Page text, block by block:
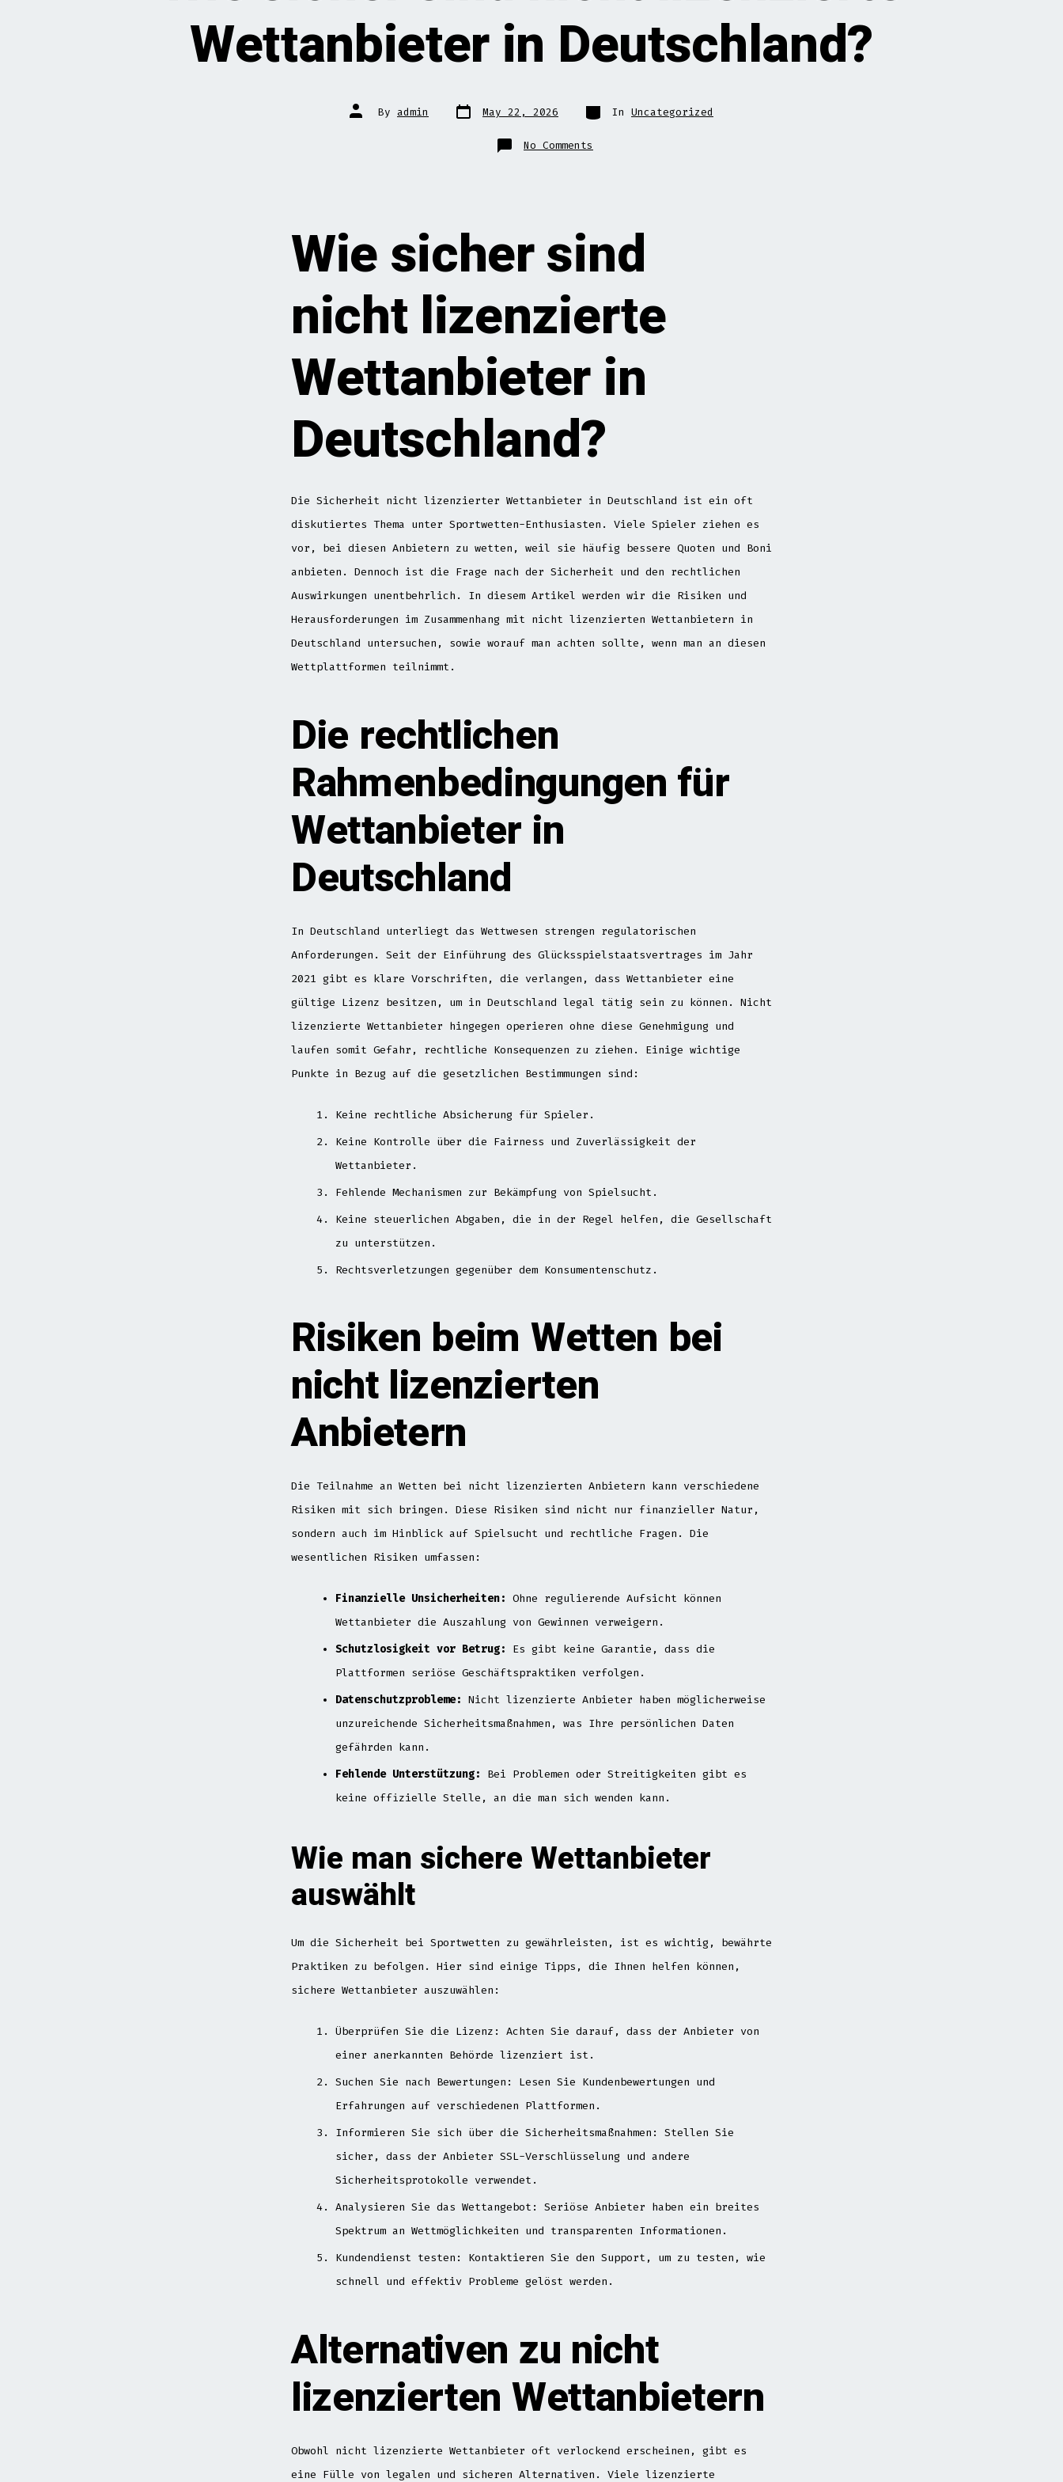
Wettanbieter in Deutschland?
Post
author
By admin Post
date May 22, 2026 Categories
In Uncategorized
No Comments
Wie
Wie sicher sind
nicht lizenzierte
Wettanbieter in
Deutschland?
Die Sicherheit nicht lizenzierter Wettanbieter in Deutschland ist ein oft
diskutiertes Thema unter Sportwetten-Enthusiasten. Viele Spieler ziehen es
vor, bei diesen Anbietern zu wetten, weil sie häufig bessere Quoten und Boni
anbieten. Dennoch ist die Frage nach der Sicherheit und den rechtlichen
Auswirkungen unentbehrlich. In diesem Artikel werden wir die Risiken und
Herausforderungen im Zusammenhang mit nicht lizenzierten Wettanbietern in
Deutschland untersuchen, sowie worauf man achten sollte, wenn man an diesen
Wettplattformen teilnimmt.
Die rechtlichen
Rahmenbedingungen für
Wettanbieter in
Deutschland
In Deutschland unterliegt das Wettwesen strengen regulatorischen
Anforderungen. Seit der Einführung des Glücksspielstaatsvertrages im Jahr
2021 gibt es klare Vorschriften, die verlangen, dass Wettanbieter eine
gültige Lizenz besitzen, um in Deutschland legal tätig sein zu können. Nicht
lizenzierte Wettanbieter hingegen operieren ohne diese Genehmigung und
laufen somit Gefahr, rechtliche Konsequenzen zu ziehen. Einige wichtige
Punkte in Bezug auf die gesetzlichen Bestimmungen sind:
Keine rechtliche Absicherung für Spieler.
Keine Kontrolle über die Fairness und Zuverlässigkeit der
Wettanbieter.
Fehlende Mechanismen zur Bekämpfung von Spielsucht.
Keine steuerlichen Abgaben, die in der Regel helfen, die Gesellschaft
zu unterstützen.
Rechtsverletzungen gegenüber dem Konsumentenschutz.
Risiken beim Wetten bei
nicht lizenzierten
Anbietern
Die Teilnahme an Wetten bei nicht lizenzierten Anbietern kann verschiedene
Risiken mit sich bringen. Diese Risiken sind nicht nur finanzieller Natur,
sondern auch im Hinblick auf Spielsucht und rechtliche Fragen. Die
wesentlichen Risiken umfassen:
Finanzielle Unsicherheiten: Ohne regulierende Aufsicht können
Wettanbieter die Auszahlung von Gewinnen verweigern.
Schutzlosigkeit vor Betrug:
Es gibt keine Garantie, dass die
Plattformen seriöse Geschäftspraktiken verfolgen.
Datenschutzprobleme: Nicht lizenzierte Anbieter haben möglicherweise
unzureichende Sicherheitsmaßnahmen, was Ihre persönlichen Daten
gefährden kann.
Fehlende Unterstützung:
Bei Problemen oder Streitigkeiten gibt es
keine offizielle Stelle, an die man sich wenden kann.
Wie man sichere Wettanbieter
auswählt
Um die Sicherheit bei Sportwetten zu gewährleisten, ist es wichtig, bewährte
Praktiken zu befolgen. Hier sind einige Tipps, die Ihnen helfen können,
sichere Wettanbieter auszuwählen:
Überprüfen Sie die Lizenz: Achten Sie darauf, dass der Anbieter von
einer anerkannten Behörde lizenziert ist.
Suchen Sie nach Bewertungen: Lesen Sie Kundenbewertungen und
Erfahrungen auf verschiedenen Plattformen.
Informieren Sie sich über die Sicherheitsmaßnahmen: Stellen Sie
sicher, dass der Anbieter SSL-Verschlüsselung und andere
Sicherheitsprotokolle verwendet.
Analysieren Sie das Wettangebot: Seriöse Anbieter haben ein breites
Spektrum an Wettmöglichkeiten und transparenten Informationen.
Kundendienst testen: Kontaktieren Sie den Support, um zu testen, wie
schnell und effektiv Probleme gelöst werden.
Alternativen zu nicht
lizenzierten Wettanbietern
Obwohl nicht lizenzierte Wettanbieter oft verlockend erscheinen, gibt es
eine Fülle von legalen und sicheren Alternativen. Viele lizenzierte